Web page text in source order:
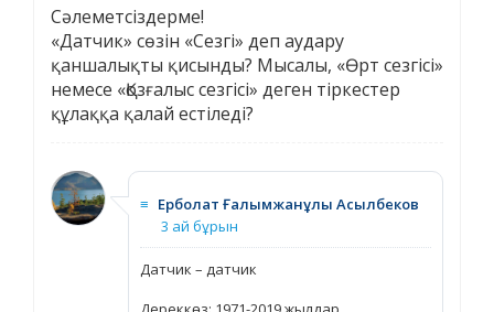
Сәлеметсіздерме!
«Датчик» сөзін «Сезгі» деп аудару
қаншалықты қисынды? Мысалы, «Өрт сезгісі»
немесе «Қозғалыс сезгісі» деген тіркестер
құлаққа қалай естіледі?
≡ Ерболат Ғалымжанұлы Асылбеков
3 ай бұрын
Датчик – датчик